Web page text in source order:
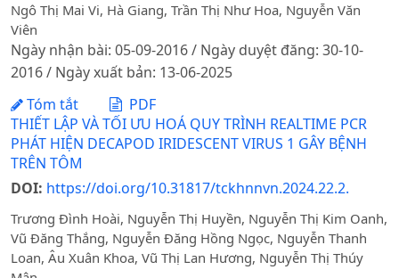
Ngô Thị Mai Vi, Hà Giang, Trần Thị Như Hoa, Nguyễn Văn
Viên
Ngày nhận bài: 05-09-2016 / Ngày duyệt đăng: 30-10-
2016 / Ngày xuất bản: 13-06-2025
Tóm tắt
PDF
THIẾT LẬP VÀ TỐI ƯU HOÁ QUY TRÌNH REALTIME PCR
PHÁT HIỆN DECAPOD IRIDESCENT VIRUS 1 GÂY BỆNH
TRÊN TÔM
DOI: https://doi.org/10.31817/tckhnnvn.2024.22.2.
Trương Đình Hoài, Nguyễn Thị Huyền, Nguyễn Thị Kim Oanh,
Vũ Đăng Thắng, Nguyễn Đăng Hồng Ngọc, Nguyễn Thanh
Loan, Âu Xuân Khoa, Vũ Thị Lan Hương, Nguyễn Thị Thúy